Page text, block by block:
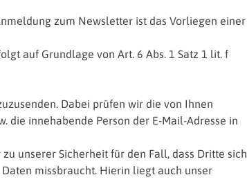
zum Newsletter ist das Vorliegen einer
auf Grundlage von Art. 6 Abs. 1 Satz 1 lit. f
Dabei prüfen wir die von Ihnen
die innehabende Person der E-Mail-Adresse in
unserer Sicherheit für den Fall, dass Dritte sich
missbraucht. Hierin liegt auch unser